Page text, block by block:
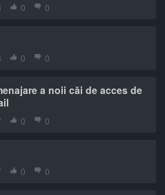
0 0
0 0
a noii căi de acces de
0 0
0 0